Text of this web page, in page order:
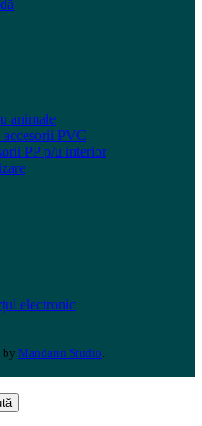
animale
PVC
PP p/u interior
electronic
by Mandarin Studio.